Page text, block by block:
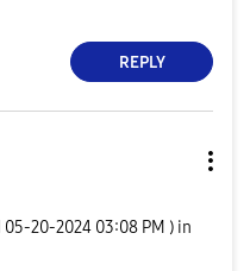
REPLY
‎05-20-2024 03:08 PM ) in